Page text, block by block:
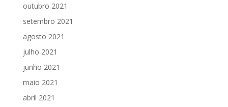
outubro 2021
setembro 2021
agosto 2021
julho 2021
junho 2021
maio 2021
abril 2021